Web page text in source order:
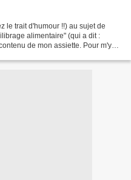
le trait d'humour !!) au sujet de
alimentaire" (qui a dit :
de mon assiette. Pour m'y